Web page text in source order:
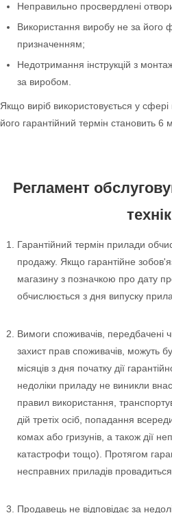
Неправильно просвердлені
Використання виробу не за його
призначенням;
Недотримання інструкцій з
за виробом.
Якщо виріб використовується у сфері
його гарантійний термін становить 6
Регламент
Гарантійний термін прилади
продажу. Якщо гарантійне
магазину з позначкою про дату
обчислюється з дня випуску
Вимоги споживачів, передбачені
захист прав споживачів, можуть
місяців з дня початку дії
недоліки приладу не виникли
правил використання,
дій третіх осіб, попадання
комах або гризунів, а також дії
катастрофи тощо). Протягом
несправних приладів
Продавець не відповідає за